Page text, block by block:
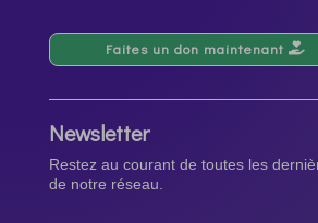
Faites un don maintenant
Newsletter
Restez au courant de toutes les
de notre réseau.